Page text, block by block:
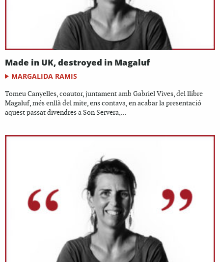
Made in UK, destroyed in Magaluf
MARGALIDA RAMIS
Tomeu Canyelles, coautor, juntament amb Gabriel Vives, del llibre
Magaluf, més enllà del mite, ens contava, en acabar la presentació
aquest passat divendres a Son Servera,...